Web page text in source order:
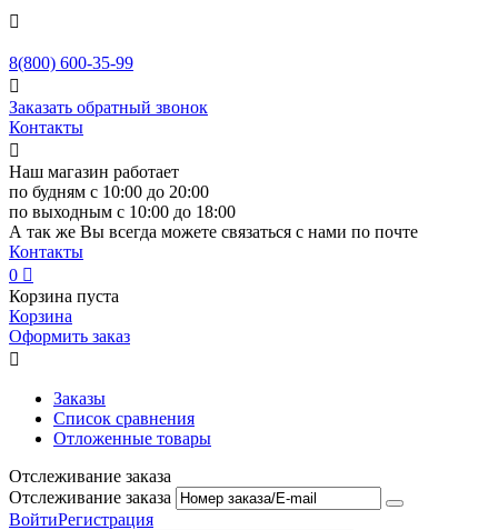

8(800) 600-35-99

Заказать обратный звонок
Контакты

Наш магазин работает
по будням с 10:00 до 20:00
по выходным с 10:00 до 18:00
А так же Вы всегда можете связаться с нами по почте
Контакты
0 
Корзина пуста
Корзина
Оформить заказ

Заказы
Список сравнения
Отложенные товары
Отслеживание заказа
Отслеживание заказа
ВойтиРегистрация